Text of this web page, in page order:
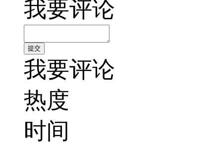
我要评论
我要评论
热度
时间